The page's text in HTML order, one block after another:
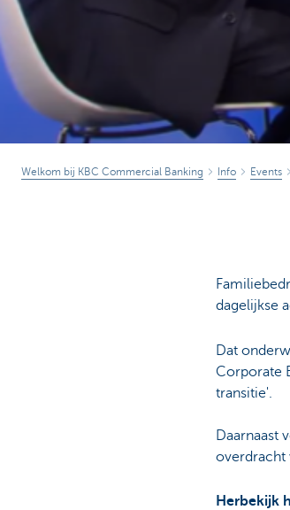
Welkom bij KBC Commercial Banking Info Events
dagelijkse
Dat
Corporate
transitie'.
Daarnaast
overdracht
Herbekijk